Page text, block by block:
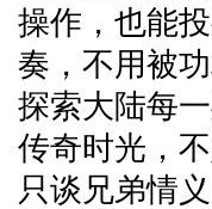
操作，也能
奏，不用被
探索大陆每
传奇时光，
只谈兄弟情